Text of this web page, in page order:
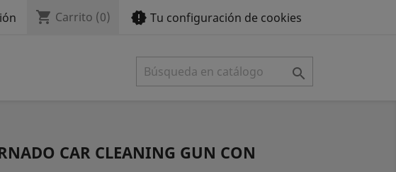
shopping_cart Carrito (0) new_releases Tu configuración de cookies

CAR CLEANING GUN CON